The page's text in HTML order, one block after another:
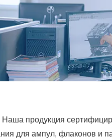
продукция
для ампул, флаконов и